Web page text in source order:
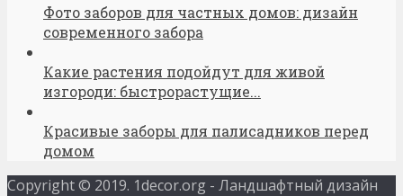
Фото заборов для частных домов: дизайн
современного забора
Какие растения подойдут для живой
изгороди: быстрорастущие...
Красивые заборы для палисадников перед
домом
Copyright © 2019. 1decor.org - Ландшафтный дизайн